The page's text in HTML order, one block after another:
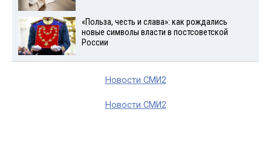
«Польза, честь и слава»: как рождались
новые символы власти в постсоветской
России
Новости СМИ2
Новости СМИ2